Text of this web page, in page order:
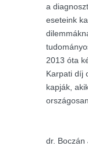
a
eseteink
2013 óta
Karpati díj
kapják,
dr. Boczán